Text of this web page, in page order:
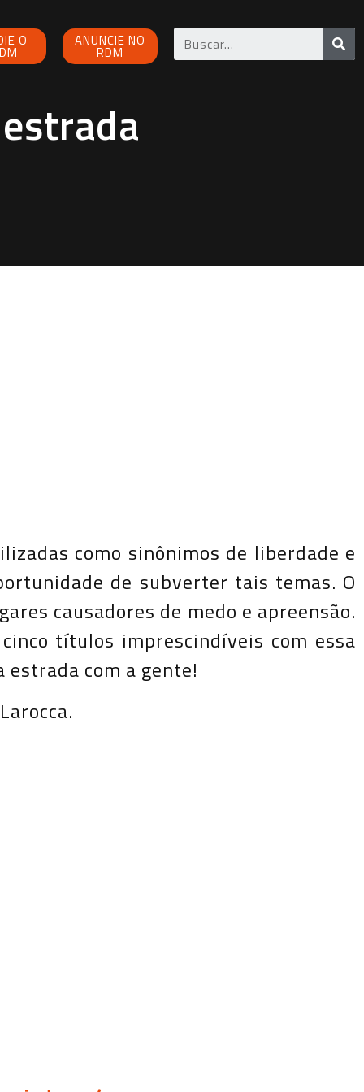
O ANUNCIE NO
RDM
como sinônimos de liberdade e
de subverter tais temas. O
causadores de medo e apreensão.
títulos imprescindíveis com essa
com a gente!